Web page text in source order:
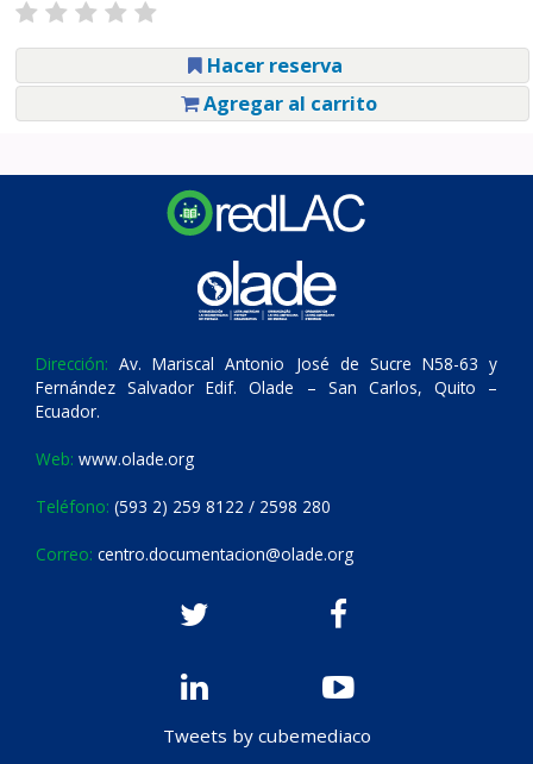
Hacer reserva
Agregar al carrito
Dirección: Av. Mariscal Antonio José de Sucre N58-63 y
Fernández Salvador Edif. Olade – San Carlos, Quito –
Ecuador.
Web: www.olade.org
Teléfono: (593 2) 259 8122 / 2598 280
Correo: centro.documentacion@olade.org
Tweets by cubemediaco